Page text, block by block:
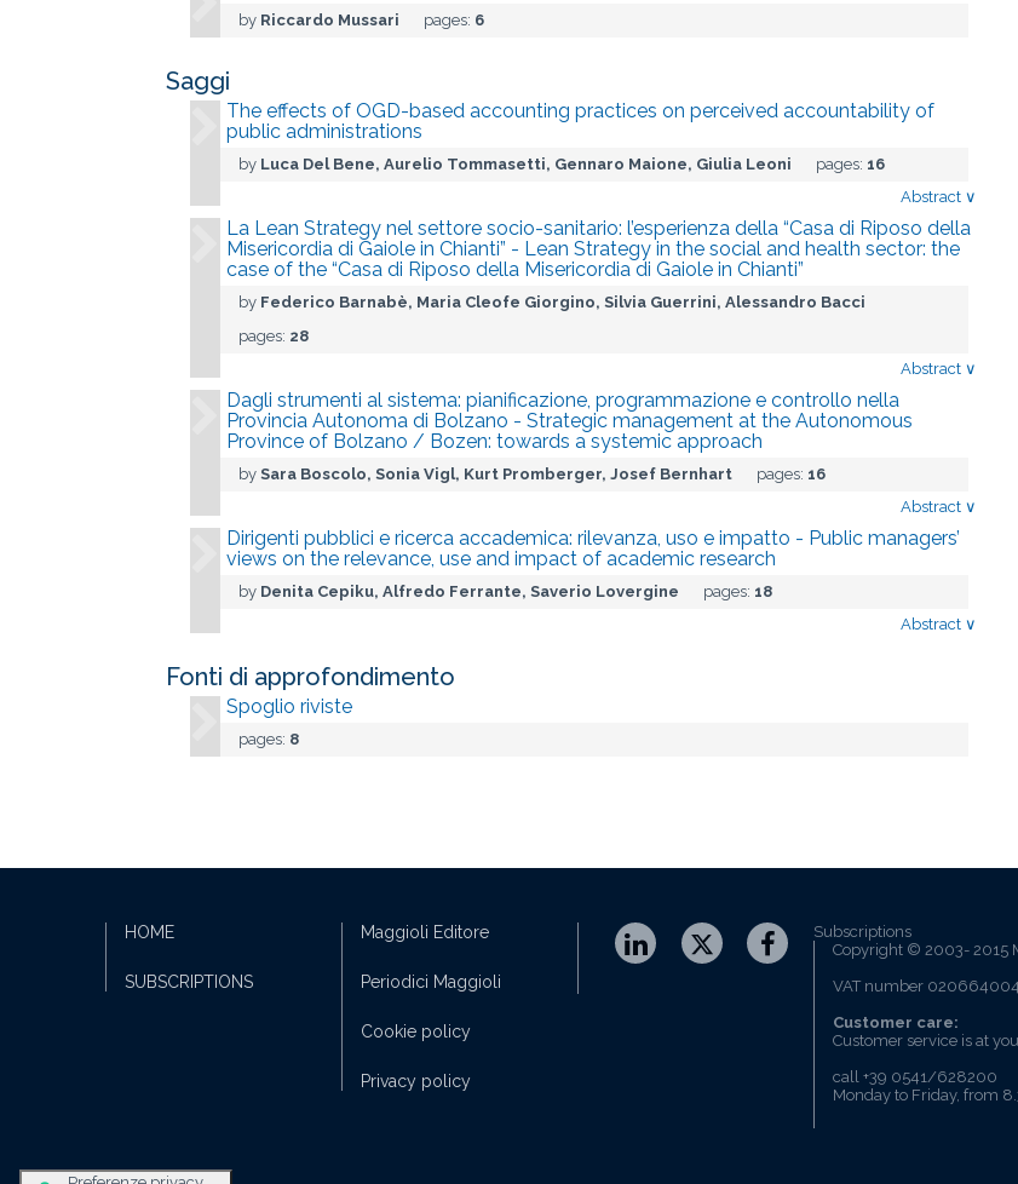
by Riccardo Mussari pages: 6
Saggi
The effects of OGD-based accounting practices on perceived accountability of
public administrations
by Luca Del Bene, Aurelio Tommasetti, Gennaro Maione, Giulia Leoni pages: 16
Abstract ∨
La Lean Strategy nel settore socio-sanitario: l’esperienza della “Casa di Riposo della
Misericordia di Gaiole in Chianti” - Lean Strategy in the social and health sector: the
case of the “Casa di Riposo della Misericordia di Gaiole in Chianti”
by Federico Barnabè, Maria Cleofe Giorgino, Silvia Guerrini, Alessandro Bacci
pages: 28
Abstract ∨
Dagli strumenti al sistema: pianificazione, programmazione e controllo nella
Provincia Autonoma di Bolzano - Strategic management at the Autonomous
Province of Bolzano / Bozen: towards a systemic approach
by Sara Boscolo, Sonia Vigl, Kurt Promberger, Josef Bernhart pages: 16
Abstract ∨
Dirigenti pubblici e ricerca accademica: rilevanza, uso e impatto - Public managers’
views on the relevance, use and impact of academic research
by Denita Cepiku, Alfredo Ferrante, Saverio Lovergine pages: 18
Abstract ∨
Fonti di approfondimento
Spoglio riviste
pages: 8
HOME
SUBSCRIPTIONS
Subscriptions
Maggioli Editore
Periodici Maggioli
Cookie policy
Privacy policy
Copyright © 2003- 2015
VAT number
Customer care:
Customer service is at
call +39 0541/628200
Monday to Friday, from